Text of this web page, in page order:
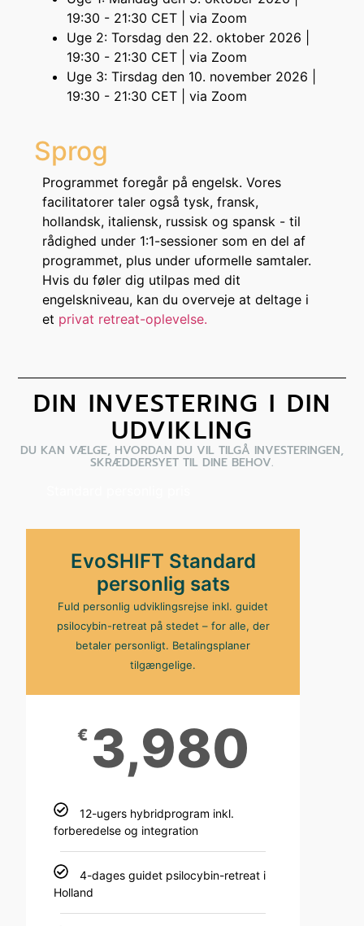
19:30 - 21:30 CET | via Zoom
Uge 2: Torsdag den 22. oktober 2026 |
19:30 - 21:30 CET | via Zoom
Uge 3: Tirsdag den 10. november 2026 |
19:30 - 21:30 CET | via Zoom
Sprog
Programmet foregår på engelsk. Vores
facilitatorer taler også tysk, fransk,
hollandsk, italiensk, russisk og spansk - til
rådighed under 1:1-sessioner som en del af
programmet, plus under uformelle samtaler.
Hvis du føler dig utilpas med dit
engelskniveau, kan du overveje at deltage i
et privat retreat-oplevelse.
DIN INVESTERING I DIN
UDVIKLING
DU KAN VÆLGE, HVORDAN DU VIL TILGÅ INVESTERINGEN,
SKRÆDDERSYET TIL DINE BEHOV.
EvoSHIFT Standard
personlig sats
Fuld personlig udviklingsrejse inkl. guidet
psilocybin-retreat på stedet – for alle, der
betaler personligt. Betalingsplaner
tilgængelige.
€ 3,980
12-ugers hybridprogram inkl.
forberedelse og integration
4-dages guidet psilocybin-retreat i
Holland